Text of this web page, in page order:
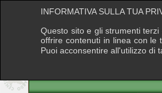
INFORMATIVA SULLA TUA
Questo sito e gli strumenti
offrire contenuti in linea con le
Puoi acconsentire all'utilizzo di